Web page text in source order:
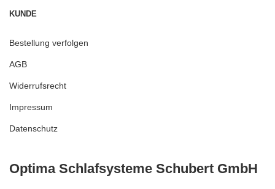
KUNDE
Bestellung verfolgen
AGB
Widerrufsrecht
Impressum
Datenschutz
Optima Schlafsysteme Schubert GmbH